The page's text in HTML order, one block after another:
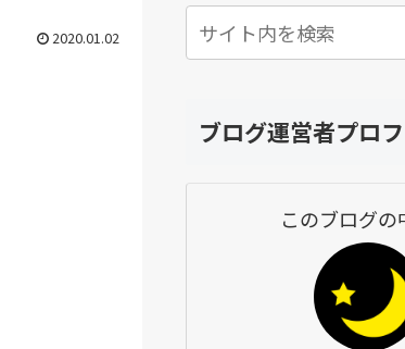
2020.01.02
ブログ運営者プロ
このブログの